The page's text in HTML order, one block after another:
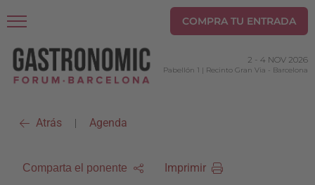
COMPRA TU ENTRADA
2 - 4 NOV 2026
Pabellón 1 | Recinto Gran Via - Barcelona
Atrás | Agenda
Comparta el ponente Imprimir